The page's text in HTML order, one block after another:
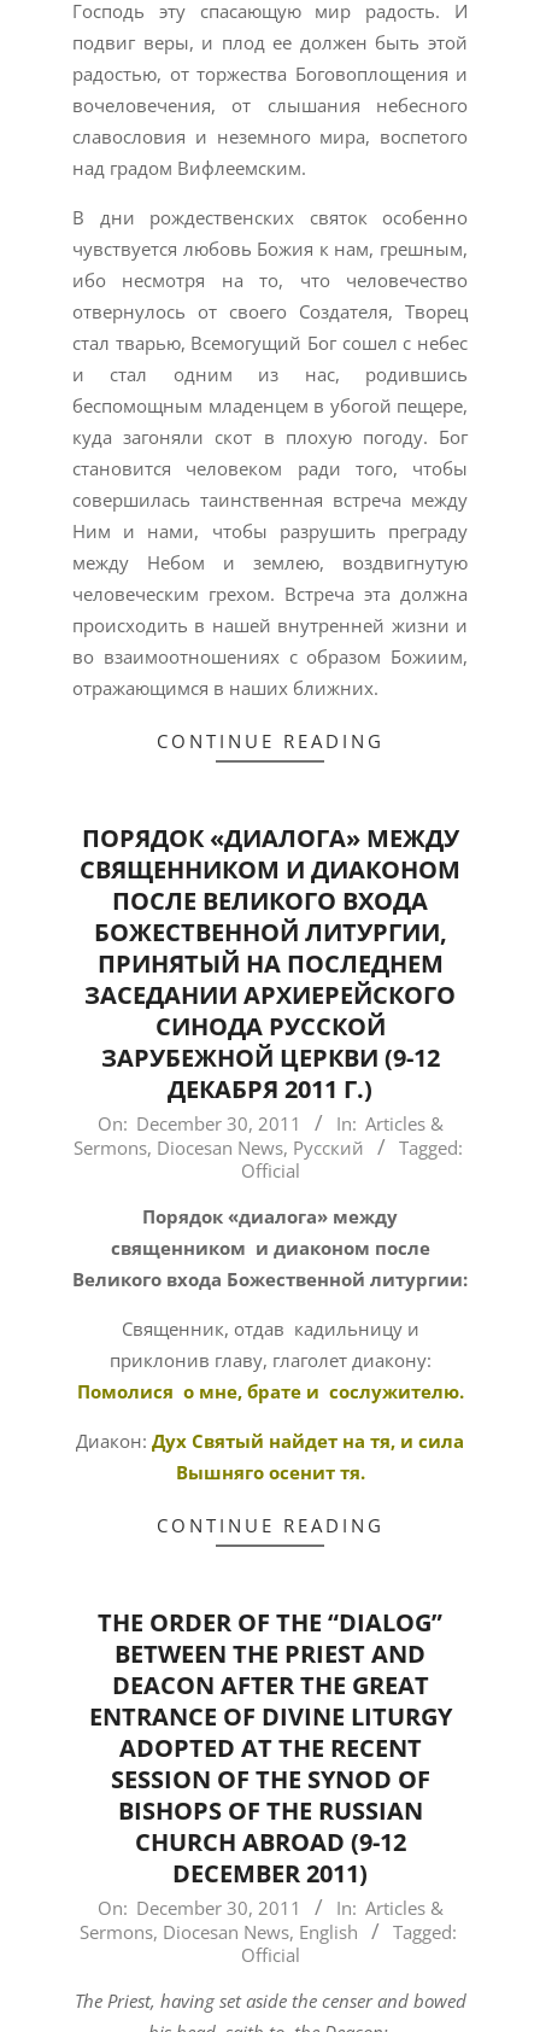
Господь эту спасающую мир радость. И
подвиг веры, и плод ее должен быть этой
радостью, от торжества Боговоплощения и
вочеловечения, от слышания небесного
славословия и неземного мира, воспетого
над градом Вифлеемским.
В дни рождественских святок особенно
чувствуется любовь Божия к нам, грешным,
ибо несмотря на то, что человечество
отвернулось от своего Создателя, Творец
стал тварью, Всемогущий Бог сошел с небес
и стал одним из нас, родившись
беспомощным младенцем в убогой пещере,
куда загоняли скот в плохую погоду. Бог
становится человеком ради того, чтобы
совершилась таинственная встреча между
Ним и нами, чтобы разрушить преграду
между Небом и землею, воздвигнутую
человеческим грехом. Встреча эта должна
происходить в нашей внутренней жизни и
во взаимоотношениях с образом Божиим,
отражающимся в наших ближних.
CONTINUE READING
ПОРЯДОК «ДИАЛОГА» МЕЖДУ
СВЯЩЕННИКОМ И ДИАКОНОМ
ПОСЛЕ ВЕЛИКОГО ВХОДА
БОЖЕСТВЕННОЙ ЛИТУРГИИ,
ПРИНЯТЫЙ НА ПОСЛЕДНЕМ
ЗАСЕДАНИИ АРХИЕРЕЙСКОГО
СИНОДА РУССКОЙ
ЗАРУБЕЖНОЙ ЦЕРКВИ (9-12
ДЕКАБРЯ 2011 Г.)
2011-
12-
On: December 30, 2011 In: Articles &
Sermons, Diocesan News, Русский
Tagged:
Official
Порядок «диалога» между
священником и диаконом после
Великого входа Божественной литургии:
Священник, отдав кадильницу и
приклонив главу, глаголет диакону:
Помолися о мне, брате и сослужителю.
Диакон: Дух Святый найдет на тя, и сила
Вышняго осенит тя.
CONTINUE READING
THE ORDER OF THE “DIALOG”
BETWEEN THE PRIEST AND
DEACON AFTER THE GREAT
ENTRANCE OF DIVINE LITURGY
ADOPTED AT THE RECENT
SESSION OF THE SYNOD OF
BISHOPS OF THE RUSSIAN
CHURCH ABROAD (9-12
DECEMBER 2011)
2011-
12-
On: December 30, 2011 In: Articles &
Sermons, Diocesan News, English
Tagged:
Official
The Priest, having set aside the censer and bowed